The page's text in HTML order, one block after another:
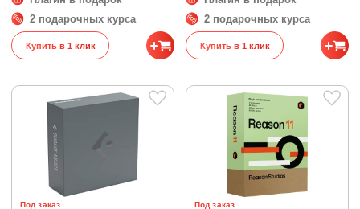
2 подарочных курса
Купить в 1 клик
2 подарочных курса
Купить в 1 клик
Под заказ Под заказ